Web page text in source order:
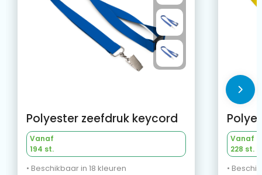
Polyester zeefdruk keycord
Vanaf
194 st.
• Beschikbaar in 18 kleuren
Vanaf
228 st.
•